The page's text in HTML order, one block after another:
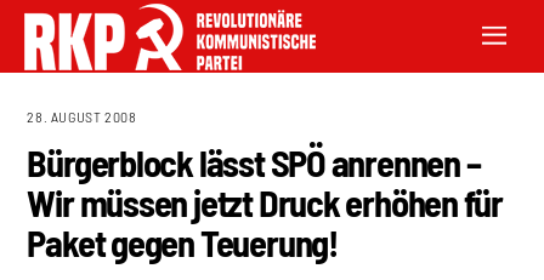
28. AUGUST 2008
Bürgerblock lässt SPÖ anrennen –
Wir müssen jetzt Druck erhöhen für
Paket gegen Teuerung!